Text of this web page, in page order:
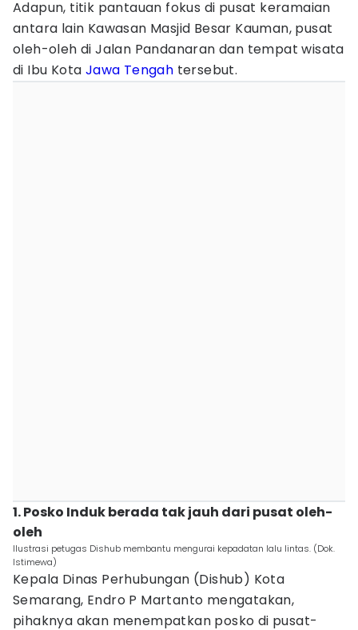
Adapun, titik pantauan fokus di pusat keramaian
antara lain Kawasan Masjid Besar Kauman, pusat
oleh-oleh di Jalan Pandanaran dan tempat wisata
di Ibu Kota Jawa Tengah tersebut.
1. Posko Induk berada tak jauh dari pusat oleh-
oleh
Ilustrasi petugas Dishub membantu mengurai kepadatan lalu lintas. (Dok.
Istimewa)
Kepala Dinas Perhubungan (Dishub) Kota
Semarang, Endro P Martanto mengatakan,
pihaknya akan menempatkan posko di pusat-